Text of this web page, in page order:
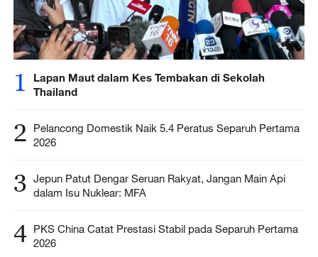
1
Lapan Maut dalam Kes Tembakan di Sekolah
Thailand
2
Pelancong Domestik Naik 5.4 Peratus Separuh Pertama
2026
3 Jepun Patut Dengar Seruan Rakyat, Jangan Main Api
dalam Isu Nuklear: MFA
4 PKS China Catat Prestasi Stabil pada Separuh Pertama
2026